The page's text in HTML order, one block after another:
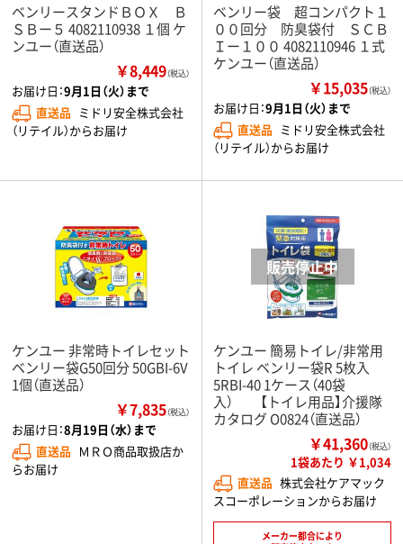
ベンリースタンドＢＯＸ Ｂ
ＳＢー５ 4082110938 １個 ケ
ンユー（直送品）
￥8,449（税込）
お届け日：9月1日（火）まで
直送品 ミドリ安全株式会社
（リテイル）からお届け
ベンリー袋 超コンパクト１
００回分 防臭袋付 ＳＣＢ
Ｉー１００ 4082110946 １式
ケンユー（直送品）
￥15,035（税込）
お届け日：9月1日（火）まで
直送品 ミドリ安全株式会社
（リテイル）からお届け
ケンユー 非常時トイレセット
ベンリー袋G50回分 50GBI-6V
1個（直送品）
￥7,835（税込）
お届け日：8月19日（水）まで
直送品 ＭＲＯ商品取扱店か
らお届け
ケンユー 簡易トイレ/非常用
トイレ ベンリー袋R 5枚入
5RBI-40 1ケース（40袋
入） 【トイレ用品】介援隊
カタログ O0824（直送品）
￥41,360（税込）
1袋あたり ￥1,034
直送品 株式会社ケアマック
スコーポレーションからお届け
メーカー都合により